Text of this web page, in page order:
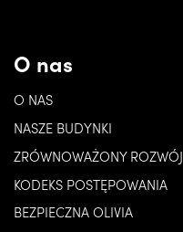
O nas
O NAS
NASZE BUDYNKI
ZRÓWNOWAŻONY ROZWÓJ
KODEKS POSTĘPOWANIA
BEZPIECZNA OLIVIA